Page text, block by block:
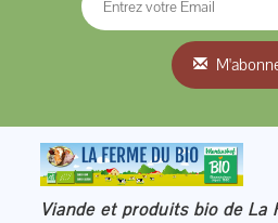
Viande et produits bio de